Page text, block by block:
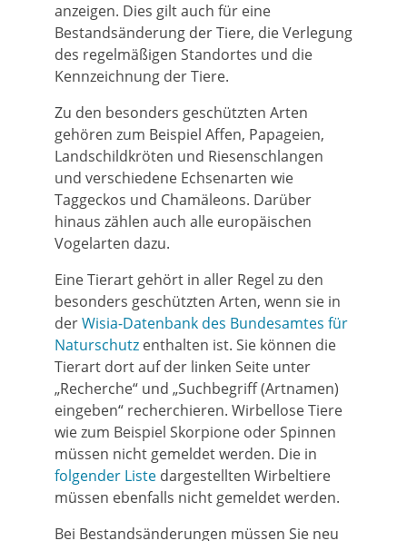
anzeigen. Dies gilt auch für eine
Bestandsänderung der Tiere, die Verlegung
des regelmäßigen Standortes und die
Kennzeichnung der Tiere.
Zu den besonders geschützten Arten
gehören zum Beispiel Affen, Papageien,
Landschildkröten und Riesenschlangen
und verschiedene Echsenarten wie
Taggeckos und Chamäleons. Darüber
hinaus zählen auch alle europäischen
Vogelarten dazu.
Eine Tierart gehört in aller Regel zu den
besonders geschützten Arten, wenn sie in
derWisia-Datenbank des Bundesamtes für
Naturschutz enthalten ist. Sie können die
Tierart dort auf der linken Seite unter
„Recherche“ und „Suchbegriff (Artnamen)
eingeben“ recherchieren. Wirbellose Tiere
wie zum Beispiel Skorpione oder Spinnen
müssen nicht gemeldet werden. Die in
folgender Liste dargestellten Wirbeltiere
müssen ebenfalls nicht gemeldet werden.
Bei Bestandsänderungen müssen Sie neu